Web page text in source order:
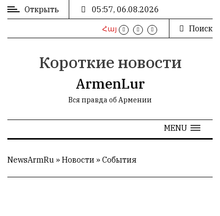
ВХОД
РЕГИСТРАЦИЯ
РЕКЛАМА
Открыть 05:57, 06.08.2026
Հայ Поиск
Короткие новости
ArmenLur
Вся правда об Армении
MENU
NewsArmRu » Новости » События